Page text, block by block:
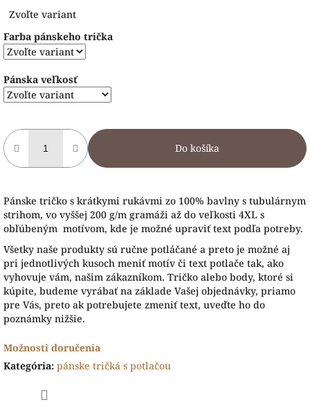
cena:
Zvoľte variant
Farba pánskeho trička
Pánska veľkosť
Do košíka
Pánske tričko s krátkymi rukávmi zo 100% bavlny s tubulárnym
strihom, vo vyššej 200 g/m gramáži až do veľkosti 4XL s
obľúbeným motívom, kde je možné upraviť text podľa potreby.
Všetky naše produkty sú ručne potláčané a preto je možné aj
pri jednotlivých kusoch meniť motív či text potlače tak, ako
vyhovuje vám, našim zákazníkom. Tričko alebo body, ktoré si
kúpite, budeme vyrábať na základe Vašej objednávky, priamo
pre Vás, preto ak potrebujete zmeniť text, uveďte ho do
poznámky nižšie.
Možnosti doručenia
Kategória: pánske tričká s potlačou